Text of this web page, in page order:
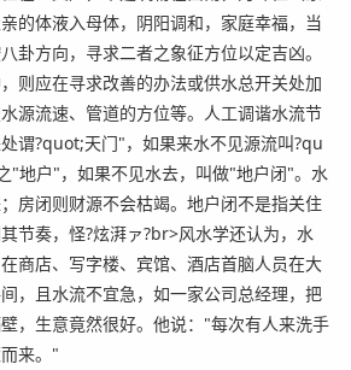
的体液入母体，阴阳调和，家庭幸福，当
卦方向，寻求二者之象征方位以定吉凶。
则应在寻求改善的办法或供水总开关处加
源流速、管道的方位等。人工调谐水流节
谓?quot;天门"，如果来水不见源流叫?qu
"地户"，如果不见水去，叫做"地户闭"。水
房闭则财源不会枯竭。地户闭不是指关住
节奏，怪?炫湃ァ?br>风水学还认为，水
商店、写字楼、宾馆、酒店首脑人员在大
，且水流不宜急，如一家公司总经理，把
，生意竟然很好。他说："每次有人来洗手
来。"